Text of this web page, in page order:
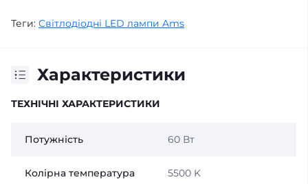
Теги: Світлодіодні LED лампи Ams
Характеристики
ТЕХНІЧНІ ХАРАКТЕРИСТИКИ
Потужність 60 Вт
Колірна температура 5500 K